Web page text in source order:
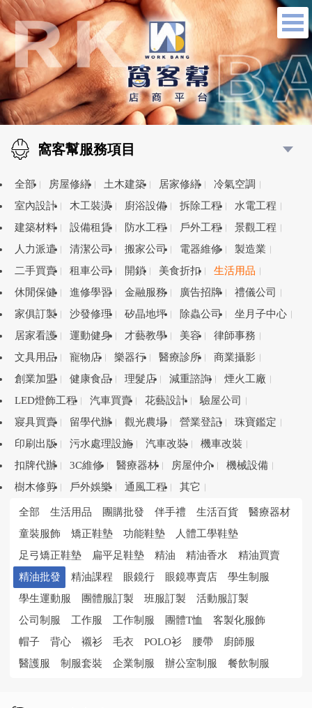
窩客幫服務項目
全部 房屋修繕 土木建築 居家修繕
冷氣空調
室內設計
木工裝潢 廚浴設備 拆除工程
水電工程
建築材料
設備租賃 防水工程 戶外工程
景觀工程
人力派遣
清潔公司 搬家公司 電器維修
製造業
二手買賣
租車公司 開鎖 美食折扣
生活用品
休閒保健
進修學習 金融服務 廣告招牌
禮儀公司
家俱訂製
沙發修理 矽晶地坪 除蟲公司
坐月子中心
居家看護
運動健身 才藝教學 美容
律師事務
文具用品
寵物店 樂器行 醫療診所
商業攝影
創業加盟
健康食品 理髮店 減重諮詢
煙火工廠
LED燈飾工程
汽車買賣 花藝設計
驗屋公司
寢具買賣
留學代辦 觀光農場 營業登記
珠寶鑑定
印刷出版
污水處理設施 汽車改裝
機車改裝
扣牌代辦
3C維修 醫療器材 房屋仲介
機械設備
樹木修剪
戶外娛樂 通風工程 其它
全部 生活用品 團購批發 伴手禮 生活百貨
醫療器材
童裝服飾
矯正鞋墊 功能鞋墊
人體工學鞋墊
足弓矯正鞋墊
扁平足鞋墊 精油 精油香水
精油買賣
精油批發
精油課程 眼鏡行 眼鏡專賣店
學生制服
學生運動服
團體服訂製 班服訂製
活動服訂製
公司制服
工作服 工作制服 團體T恤
客製化服飾
帽子
背心 襯衫 毛衣 POLO衫 腰帶
廚師服
醫護服
制服套裝 企業制服 辦公室制服 餐飲制服